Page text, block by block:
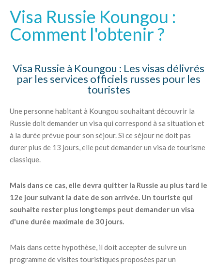
Visa Russie Koungou :
Comment l'obtenir ?
Visa Russie à Koungou : Les visas délivrés
par les services officiels russes pour les
touristes
Une personne habitant à Koungou souhaitant découvrir la
Russie doit demander un visa qui correspond à sa situation et
à la durée prévue pour son séjour. Si ce séjour ne doit pas
durer plus de 13 jours, elle peut demander un visa de tourisme
classique.
Mais dans ce cas, elle devra quitter la Russie au plus tard le
12e jour suivant la date de son arrivée. Un touriste qui
souhaite rester plus longtemps peut demander un visa
d'une durée maximale de 30 jours.
Mais dans cette hypothèse, il doit accepter de suivre un
programme de visites touristiques proposées par un